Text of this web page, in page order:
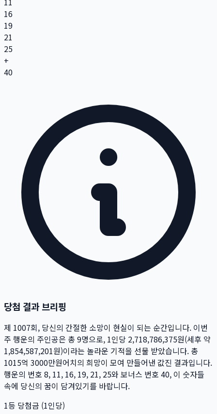
16
19
21
25
+
40
당첨 결과 브리핑
제 1007회, 당신의 간절한 소망이 현실이 되는 순간입니다. 이번
주 행운의 주인공은 총 9명으로, 1인당 2,718,786,375원(세후 약
1,854,587,201원)이라는 놀라운 기적을 선물 받았습니다. 총
1015억 3000만원어치의 희망이 모여 만들어낸 값진 결과입니다.
행운의 번호 8, 11, 16, 19, 21, 25와 보너스 번호 40, 이 숫자들
속에 당신의 꿈이 담겨있기를 바랍니다.
1등 당첨금 (1인당)